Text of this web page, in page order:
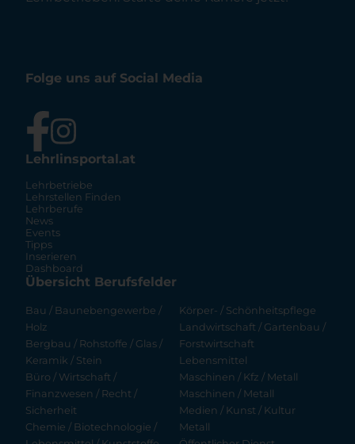
Folge uns auf Social Media
Lehrlinsportal.at
Lehrbetriebe
Lehrstellen Finden
Lehrberufe
News
Events
Tipps
Inserieren
Dashboard
Übersicht Berufsfelder
Bau / Baunebengewerbe /
Holz
Bergbau / Rohstoffe / Glas /
Keramik / Stein
Büro / Wirtschaft /
Finanzwesen / Recht /
Sicherheit
Chemie / Biotechnologie /
Körper- / Schönheitspflege
Landwirtschaft / Gartenbau /
Forstwirtschaft
Lebensmittel
Maschinen / Kfz / Metall
Maschinen / Metall
Medien / Kunst / Kultur
Metall